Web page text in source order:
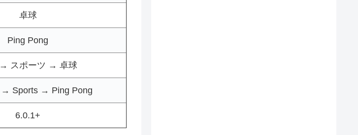
卓球
Ping Pong
スポーツ → 卓球
→ Sports → Ping Pong
6.0.1+